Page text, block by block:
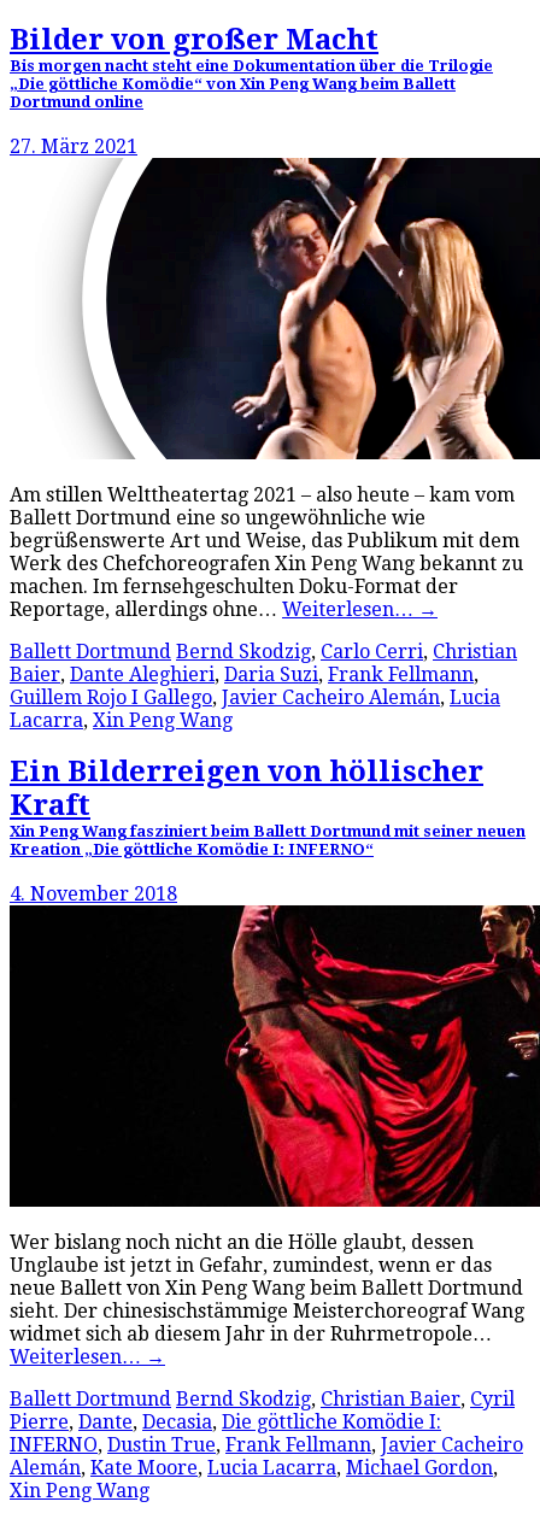
Bilder von großer Macht
Bis morgen nacht steht eine Dokumentation über die Trilogie
„Die göttliche Komödie“ von Xin Peng Wang beim Ballett
Dortmund online
27. März 2021
Am stillen Welttheatertag 2021 – also heute – kam vom
Ballett Dortmund eine so ungewöhnliche wie
begrüßenswerte Art und Weise, das Publikum mit dem
Werk des Chefchoreografen Xin Peng Wang bekannt zu
machen. Im fernsehgeschulten Doku-Format der
Reportage, allerdings ohne… Weiterlesen… →
Ballett Dortmund Bernd Skodzig, Carlo Cerri, Christian
Baier, Dante Aleghieri, Daria Suzi, Frank Fellmann,
Guillem Rojo I Gallego, Javier Cacheiro Alemán, Lucia
Lacarra, Xin Peng Wang
Ein Bilderreigen von höllischer
Kraft
Xin Peng Wang fasziniert beim Ballett Dortmund mit seiner neuen
Kreation „Die göttliche Komödie I: INFERNO“
4. November 2018
Wer bislang noch nicht an die Hölle glaubt, dessen
Unglaube ist jetzt in Gefahr, zumindest, wenn er das
neue Ballett von Xin Peng Wang beim Ballett Dortmund
sieht. Der chinesischstämmige Meisterchoreograf Wang
widmet sich ab diesem Jahr in der Ruhrmetropole…
Weiterlesen… →
Ballett Dortmund Bernd Skodzig, Christian Baier, Cyril
Pierre, Dante, Decasia, Die göttliche Komödie I:
INFERNO, Dustin True, Frank Fellmann, Javier Cacheiro
Alemán, Kate Moore, Lucia Lacarra, Michael Gordon,
Xin Peng Wang